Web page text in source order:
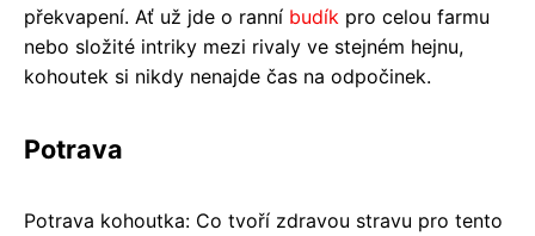
překvapení. Ať už jde o ranní budík pro celou farmu
nebo složité intriky mezi rivaly ve stejném hejnu,
kohoutek si nikdy nenajde čas na odpočinek.
Potrava
Potrava kohoutka: Co tvoří zdravou stravu pro tento